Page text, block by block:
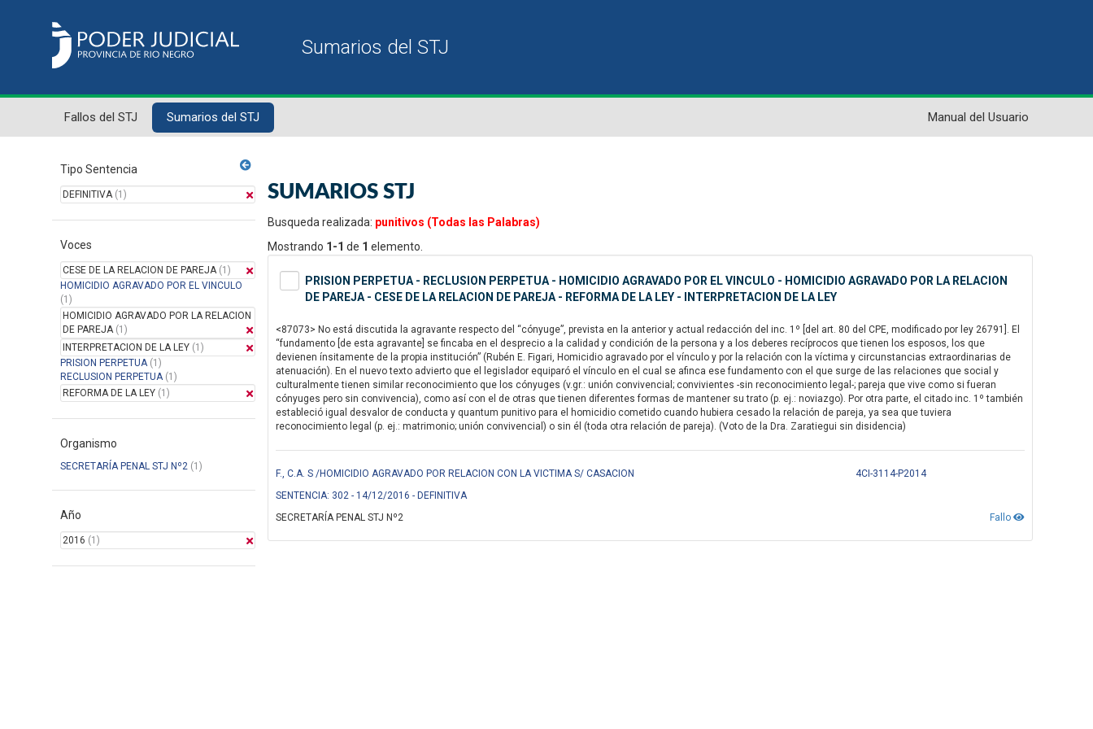
Fallos del STJ Sumarios del STJ Manual del Usuario
Tipo Sentencia
DEFINITIVA(1)
Voces
CESE DE LA RELACION DE PAREJA(1)
HOMICIDIO AGRAVADO POR EL VINCULO
(1)
HOMICIDIO AGRAVADO POR LA RELACION
DE PAREJA(1)
INTERPRETACION DE LA LEY (1)
PRISION PERPETUA(1)
RECLUSION PERPETUA(1)
REFORMA DE LA LEY (1)
Organismo
SECRETARÍA PENAL STJ Nº2 (1)
Año
2016 (1)
SUMARIOS STJ
Busqueda realizada: punitivos (Todas las Palabras)
Mostrando 1-1 de 1 elemento.
PRISION PERPETUA - RECLUSION PERPETUA - HOMICIDIO AGRAVADO POR EL VINCULO - HOMICIDIO AGRAVADO POR LA RELACION
DE PAREJA - CESE DE LA RELACION DE PAREJA - REFORMA DE LA LEY - INTERPRETACION DE LA LEY
<87073> No está discutida la agravante respecto del “cónyuge”, prevista en la anterior y actual redacción del inc. 1º [del art. 80 del CPE, modificado por ley 26791]. El
“fundamento [de esta agravante] se fincaba en el desprecio a la calidad y condición de la persona y a los deberes recíprocos que tienen los esposos, los que
devienen ínsitamente de la propia institución” (Rubén E. Figari, Homicidio agravado por el vínculo y por la relación con la víctima y circunstancias extraordinarias de
atenuación). En el nuevo texto advierto que el legislador equiparó el vínculo en el cual se afinca ese fundamento con el que surge de las relaciones que social y
culturalmente tienen similar reconocimiento que los cónyuges (v.gr.: unión convivencial; convivientes -sin reconocimiento legal-; pareja que vive como si fueran
cónyuges pero sin convivencia), como así con el de otras que tienen diferentes formas de mantener su trato (p. ej.: noviazgo). Por otra parte, el citado inc. 1º también
estableció igual desvalor de conducta y quantum punitivo para el homicidio cometido cuando hubiera cesado la relación de pareja, ya sea que tuviera
reconocimiento legal (p. ej.: matrimonio; unión convivencial) o sin él (toda otra relación de pareja). (Voto de la Dra. Zaratiegui sin disidencia)
F., C.A. S /HOMICIDIO AGRAVADO POR RELACION CON LA VICTIMA S/ CASACION
4CI-3114-P2014
SENTENCIA: 302 - 14/12/2016 - DEFINITIVA
Fallo
SECRETARÍA PENAL STJ Nº2